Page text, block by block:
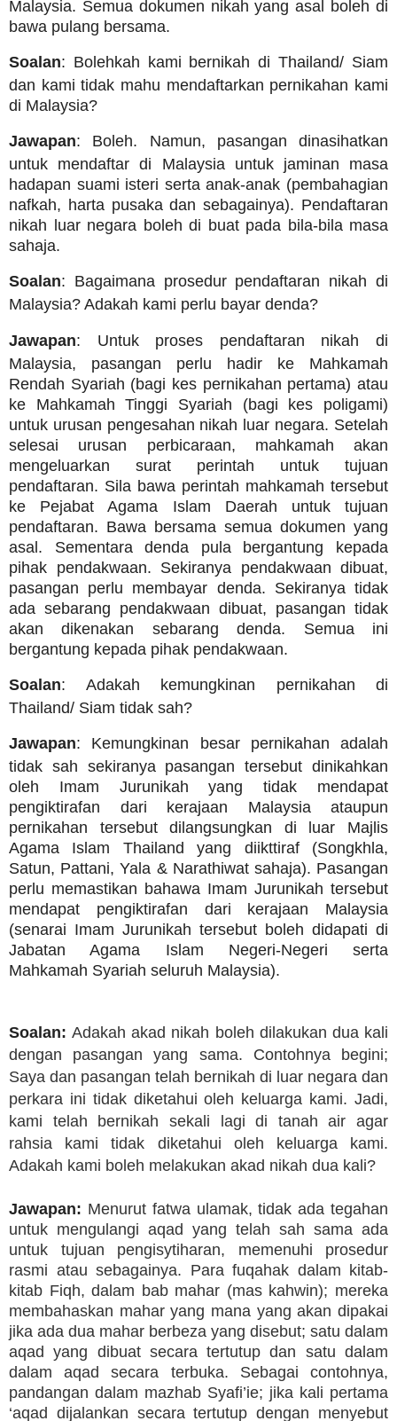
Malaysia. Semua dokumen nikah yang asal boleh di
bawa pulang bersama.
Soalan: Bolehkah kami bernikah di Thailand/ Siam
dan kami tidak mahu mendaftarkan pernikahan kami
di Malaysia?
Jawapan: Boleh. Namun, pasangan dinasihatkan
untuk mendaftar di Malaysia untuk jaminan masa
hadapan suami isteri serta anak-anak (pembahagian
nafkah, harta pusaka dan sebagainya). Pendaftaran
nikah luar negara boleh di buat pada bila-bila masa
sahaja.
Soalan: Bagaimana prosedur pendaftaran nikah di
Malaysia? Adakah kami perlu bayar denda?
Jawapan: Untuk proses pendaftaran nikah di
Malaysia, pasangan perlu hadir ke Mahkamah
Rendah Syariah (bagi kes pernikahan pertama) atau
ke Mahkamah Tinggi Syariah (bagi kes poligami)
untuk urusan pengesahan nikah luar negara. Setelah
selesai urusan perbicaraan, mahkamah akan
mengeluarkan surat perintah untuk tujuan
pendaftaran. Sila bawa perintah mahkamah tersebut
ke Pejabat Agama Islam Daerah untuk tujuan
pendaftaran. Bawa bersama semua dokumen yang
asal. Sementara denda pula bergantung kepada
pihak pendakwaan. Sekiranya pendakwaan dibuat,
pasangan perlu membayar denda. Sekiranya tidak
ada sebarang pendakwaan dibuat, pasangan tidak
akan dikenakan sebarang denda. Semua ini
bergantung kepada pihak pendakwaan.
Soalan: Adakah kemungkinan pernikahan di
Thailand/ Siam tidak sah?
Jawapan: Kemungkinan besar pernikahan adalah
tidak sah sekiranya pasangan tersebut dinikahkan
oleh Imam Jurunikah yang tidak mendapat
pengiktirafan dari kerajaan Malaysia ataupun
pernikahan tersebut dilangsungkan di luar Majlis
Agama Islam Thailand yang diikttiraf (Songkhla,
Satun, Pattani, Yala & Narathiwat sahaja). Pasangan
perlu memastikan bahawa Imam Jurunikah tersebut
mendapat pengiktirafan dari kerajaan Malaysia
(senarai Imam Jurunikah tersebut boleh didapati di
Jabatan Agama Islam Negeri-Negeri serta
Mahkamah Syariah seluruh Malaysia).
Soalan: Adakah akad nikah boleh dilakukan dua kali
dengan pasangan yang sama. Contohnya begini;
Saya dan pasangan telah bernikah di luar negara dan
perkara ini tidak diketahui oleh keluarga kami. Jadi,
kami telah bernikah sekali lagi di tanah air agar
rahsia kami tidak diketahui oleh keluarga kami.
Adakah kami boleh melakukan akad nikah dua kali?
Jawapan: Menurut fatwa ulamak, tidak ada tegahan
untuk mengulangi aqad yang telah sah sama ada
untuk tujuan pengisytiharan, memenuhi prosedur
rasmi atau sebagainya. Para fuqahak dalam kitab-
kitab Fiqh, dalam bab mahar (mas kahwin); mereka
membahaskan mahar yang mana yang akan dipakai
jika ada dua mahar berbeza yang disebut; satu dalam
aqad yang dibuat secara tertutup dan satu dalam
dalam aqad secara terbuka. Sebagai contohnya,
pandangan dalam mazhab Syafi’ie; jika kali pertama
‘aqad dijalankan secara tertutup dengan menyebut